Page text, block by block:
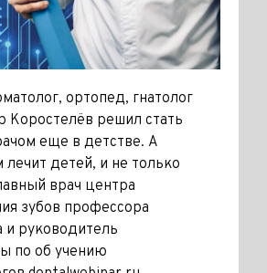
ортопед, гнатолог
Коростелёв решил стать
еще в детстве. А
лечит детей, и не только
врач центра
зубов профессора
и руководитель
по об учению